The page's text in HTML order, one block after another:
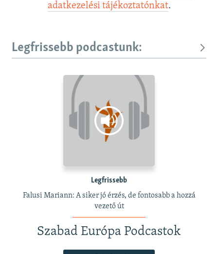
adatkezelési tájékoztatónkat.
Legfrissebb podcastunk:
Legfrissebb
Falusi Mariann: A siker jó érzés, de fontosabb a hozzá
vezető út
Szabad Európa Podcastok